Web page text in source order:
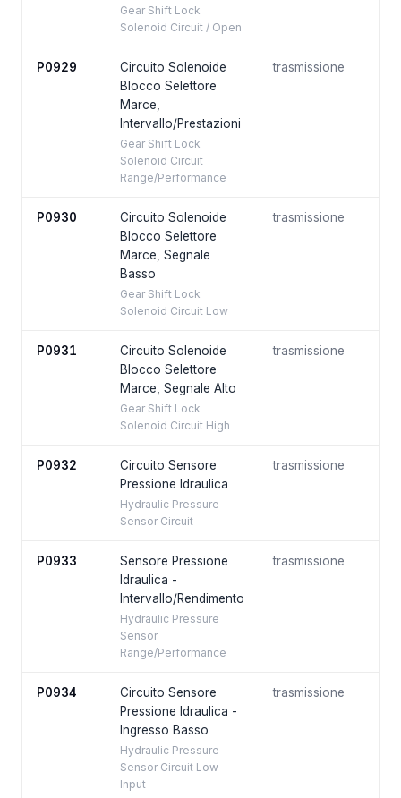
Gear Shift Lock
Solenoid Circuit / Open
P0929
Circuito Solenoide
Blocco Selettore
Marce,
Intervallo/Prestazioni
Gear Shift Lock
Solenoid Circuit
Range/Performance
trasmissione
P0930
Circuito Solenoide
Blocco Selettore
Marce, Segnale
Basso
Gear Shift Lock
Solenoid Circuit Low
trasmissione
P0931
Circuito Solenoide
Blocco Selettore
Marce, Segnale Alto
Gear Shift Lock
Solenoid Circuit High
trasmissione
P0932
Circuito Sensore
Pressione Idraulica
Hydraulic Pressure
Sensor Circuit
trasmissione
P0933
Sensore Pressione
Idraulica -
Intervallo/Rendimento
Hydraulic Pressure
Sensor
Range/Performance
trasmissione
P0934
Circuito Sensore
Pressione Idraulica -
Ingresso Basso
Hydraulic Pressure
Sensor Circuit Low
Input
trasmissione